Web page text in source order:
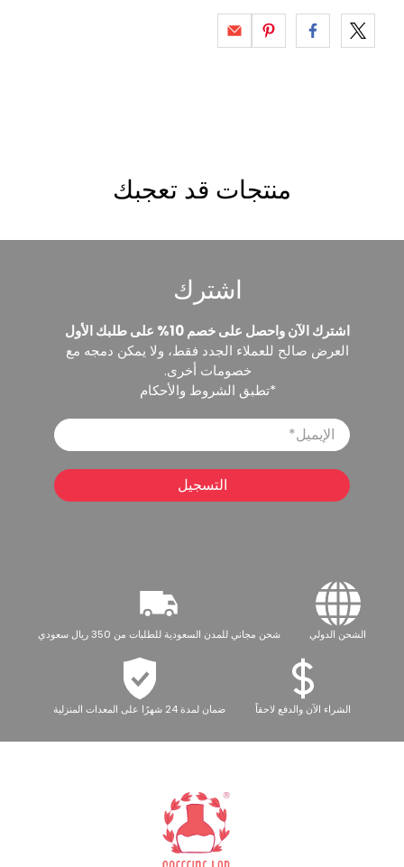
منتجات قد تعجبك
اشترك
اشترك الآن واحصل على خصم 10% على طلبك الأول
العرض صالح للعملاء الجدد فقط، ولا يمكن دمجه مع
خصومات أخرى.
*تطبق الشروط والأحكام
الإيميل
التسجيل
الشحن الدولي شحن مجاني للمدن السعودية للطلبات من 350 ريال سعودي
الشراء الآن والدفع لاحقاً ضمان لمدة 24 شهرًا على المعدات المنزلية